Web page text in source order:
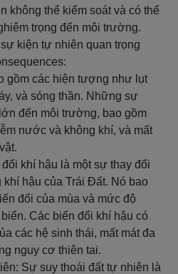
không thể kiểm soát và có thể
trọng đến môi trường.
kiện tự nhiên quan trọng
gồm các hiện tượng như lụt
và sóng thần. Những sự
đến môi trường, bao gồm
nước và không khí, và mất
khí hậu là một sự thay đổi
hậu của Trái Đất. Nó bao
đổi của mùa và mức độ
Các biến đổi khí hậu có
các hệ sinh thái, mất mát đa
nguy cơ thiên tai.
Sự suy thoái đất tự nhiên là